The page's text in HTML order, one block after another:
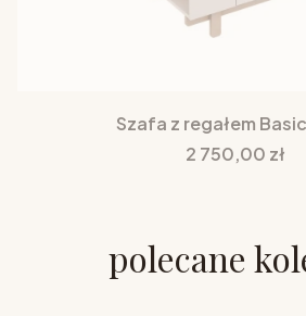
Szafa z regałem
Cena
2 750,00 zł
polecane